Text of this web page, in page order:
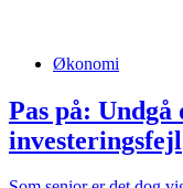
Økonomi
Pas på: Undgå
investeringsfejl